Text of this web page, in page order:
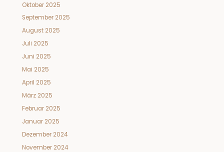
Oktober 2025
September 2025
August 2025
Juli 2025
Juni 2025
Mai 2025
April 2025
März 2025
Februar 2025
Januar 2025
Dezember 2024
November 2024